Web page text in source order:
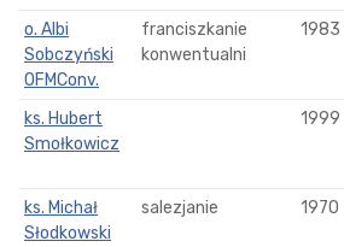
o. Albi
Sobczyński
OFMConv.
franciszkanie
konwentualni
1983
ks. Hubert
Smołkowicz
1999
ks. Michał
Słodkowski
salezjanie 1970